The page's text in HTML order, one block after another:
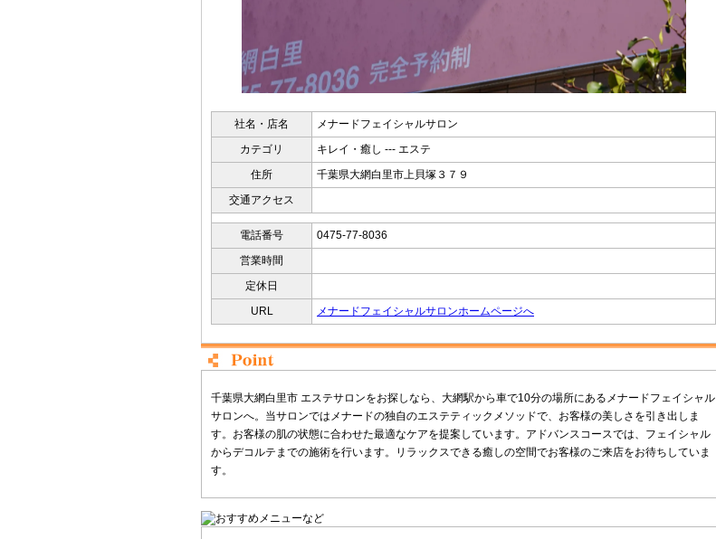
社名・店名
メナードフェイシャルサロン
カテゴリ
キレイ・癒し --- エステ
住所
千葉県大網白里市上貝塚３７９
交通アクセス
電話番号
0475-77-8036
営業時間
定休日
URL
メナードフェイシャルサロンホームページへ
千葉県大網白里市 エステサロンをお探しなら、大網駅から車で10分の場所にあるメナードフェイシャル
サロンへ。当サロンではメナードの独自のエステティックメソッドで、お客様の美しさを引き出しま
す。お客様の肌の状態に合わせた最適なケアを提案しています。アドバンスコースでは、フェイシャル
からデコルテまでの施術を行います。リラックスできる癒しの空間でお客様のご来店をお待ちしていま
す。